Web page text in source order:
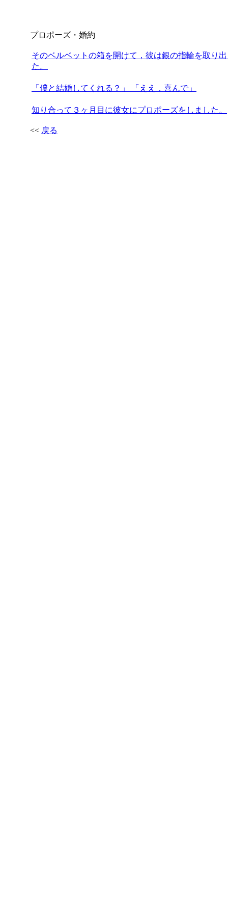
プロポーズ・婚約
そのベルベットの箱を開けて，彼は銀の指輪を取り
た。
「僕と結婚してくれる？」 「ええ，喜んで」
知り合って３ヶ月目に彼女にプロポーズをしました。
<< 戻る